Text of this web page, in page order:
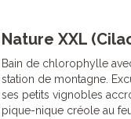
Nature XXL
Bain de chlorophylle
station de montagne.
ses petits vignobles
pique-nique créole au